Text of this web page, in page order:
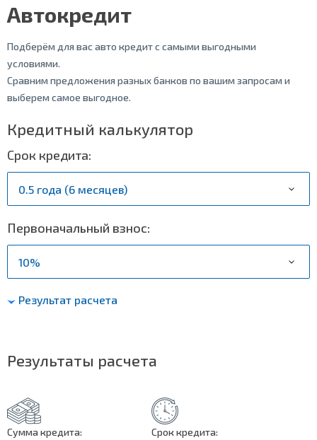
Автокредит
Подберём для вас авто кредит с самыми выгодными
условиями.
Сравним предложения разных банков по вашим запросам и
выберем самое выгодное.
Кредитный калькулятор
Срок кредита:
Первоначальный взнос:
Результат расчета
Результаты расчета
Сумма кредита: Срок кредита: